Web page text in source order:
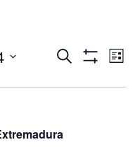
búsqueda
vistas
Buscar
de
Lista